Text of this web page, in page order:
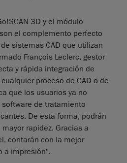
3D y el módulo
el complemento perfecto
sistemas CAD que utilizan
François Leclerc, gestor
y rápida integración de
proceso de CAD o de
que los usuarios ya no
de tratamiento
De esta forma, podrán
rapidez. Gracias a
contarán con la mejor
a impresión".